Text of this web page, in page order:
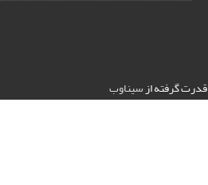
قدرت گرفته ازسیناوب